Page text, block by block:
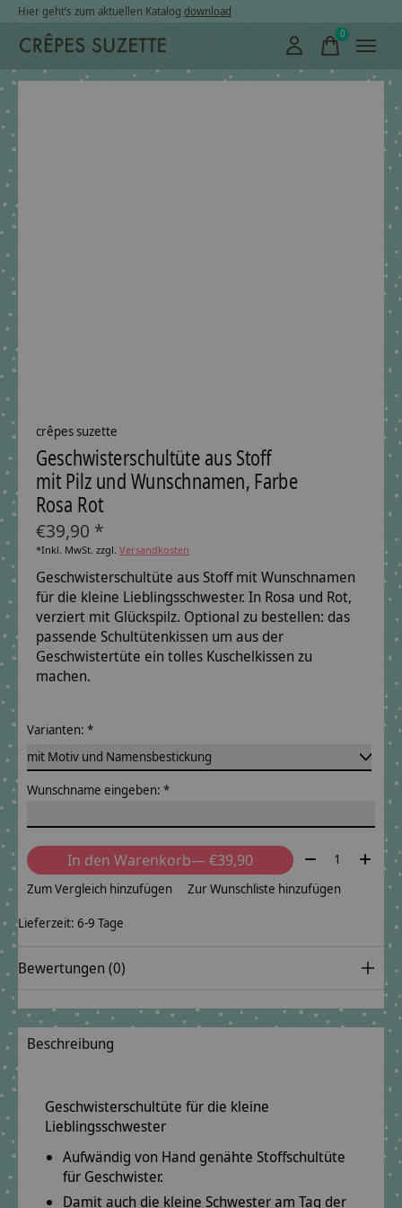
Hier geht’s zum aktuellen Katalog download
0items
crêpes suzette
Geschwisterschultüte aus Stoff
mit Pilz und Wunschnamen, Farbe
Rosa Rot
€39,90 *
*Inkl. MwSt. zzgl. Versandkosten
Geschwisterschultüte aus Stoff mit Wunschnamen
für die kleine Lieblingsschwester. In Rosa und Rot,
verziert mit Glückspilz. Optional zu bestellen: das
passende Schultütenkissen um aus der
Geschwistertüte ein tolles Kuschelkissen zu
machen.
Varianten: *
Wunschname eingeben: *
In den Warenkorb — €39,90 Menge:
Zum Vergleich hinzufügen Zur Wunschliste hinzufügen
Lieferzeit: 6-9 Tage
Bewertungen (0)
Beschreibung
Geschwisterschultüte für die kleine
Lieblingsschwester
Aufwändig von Hand genähte Stoffschultüte
für Geschwister.
Damit auch die kleine Schwester am Tag der